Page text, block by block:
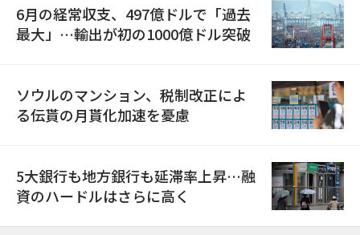
6月の経常収支、497億ドルで「過去
最大」…輸出が初の1000億ドル突破
ソウルのマンション、税制改正によ
る伝貰の月貰化加速を憂慮
5大銀行も地方銀行も延滞率上昇…融
資のハードルはさらに高く